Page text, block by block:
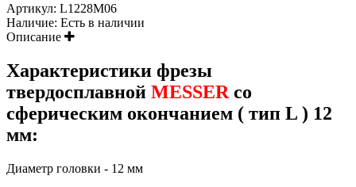
Артикул: L1228M06
Наличие: Есть в наличии
Описание
Характеристики фрезы
твердосплавной MESSER со
сферическим окончанием ( тип L ) 12
мм:
Диаметр головки - 12 мм